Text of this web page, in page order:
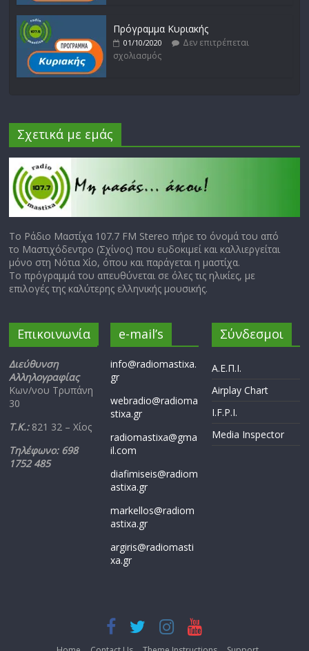
Πρόγραμμα Κυριακής
01/10/2020
Δεν επιτρέπεται
σχολιασμός
Σχετικά με εμάς
Το Ράδιο Μαστίχα 107.7 FM Stereo πήρε το όνομά του από
το Μαστιχόδεντρο (Σχίνος) που ευδοκιμεί και καλλιεργείται
μόνο στη Νότια Χίο, όπου και παράγεται η μαστίχα.
Το πρόγραμμά του απευθύνεται σε όλες τις ηλικίες, με
επιλογές της καλύτερης ελληνικής μουσικής.
Επικοινωνία
Διεύθυνση
Αλληλογραφίας
Κων/νου Τρυπάνη
30
Τ.Κ.: 821 32 – Χίος
Τηλέφωνο: 698
1752 485
e-mail’s
info@radiomastixa.
gr
webradio@radioma
stixa.gr
radiomastixa@gma
il.com
diafimiseis@radiom
astixa.gr
markellos@radiom
astixa.gr
argiris@radiomasti
xa.gr
Σύνδεσμοι
Α.Ε.Π.Ι.
Airplay Chart
I.F.P.I.
Media Inspector